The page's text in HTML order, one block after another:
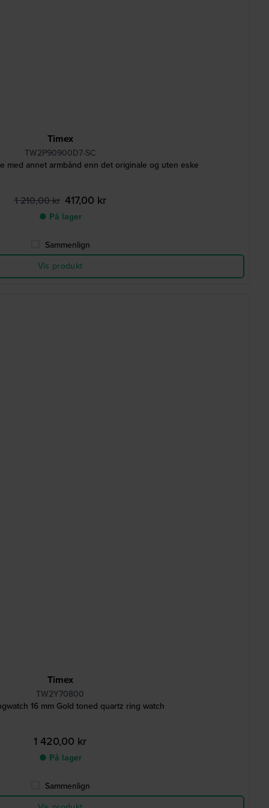
Timex
TW2P90900D7-SC
med annet armbånd enn det originale og uten eske
1 210,00 kr 417,00 kr
● På lager
Sammenlign
Vis produkt
Timex
TW2Y70800
16 mm Gold toned quartz ring watch
1 420,00 kr
● På lager
Sammenlign